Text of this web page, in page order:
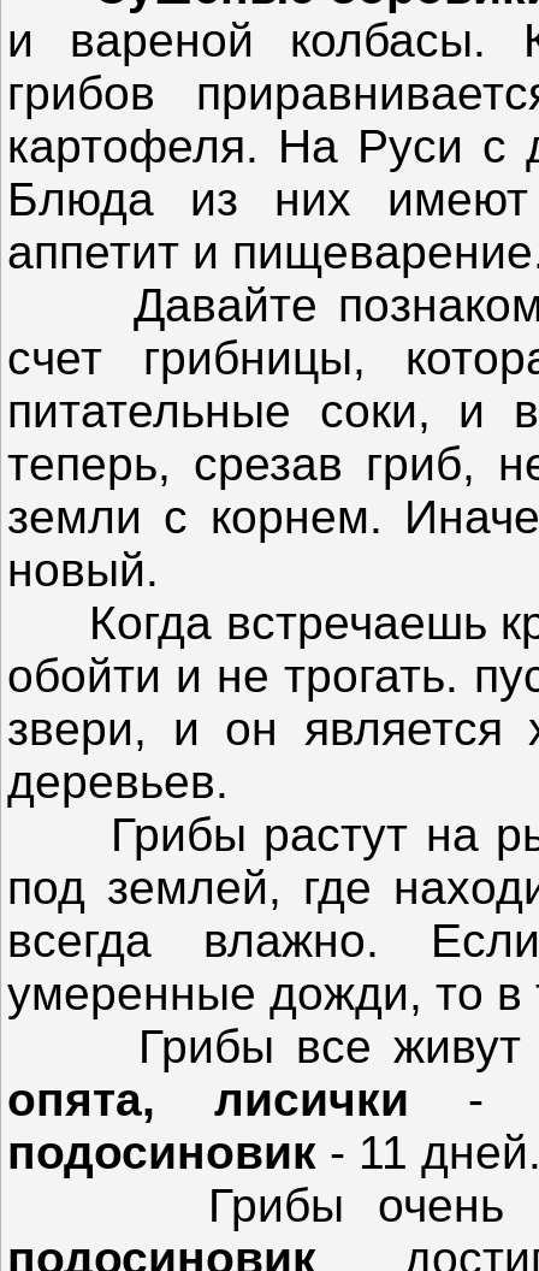
и вареной колбасы.
грибов
картофеля. На Руси с
Блюда из них имеют
аппетит и
Давайте
счет грибницы,
питательные соки, и
теперь, срезав гриб,
земли с корнем.
новый.
Когда встречаешь
обойти и не трогать.
звери, и он
деревьев.
Грибы растут на
под землей, где
всегда влажно.
умеренные дожди, то в
Грибы все живут
опята, лисички -
подосиновик - 11
Грибы очень
подосиновик